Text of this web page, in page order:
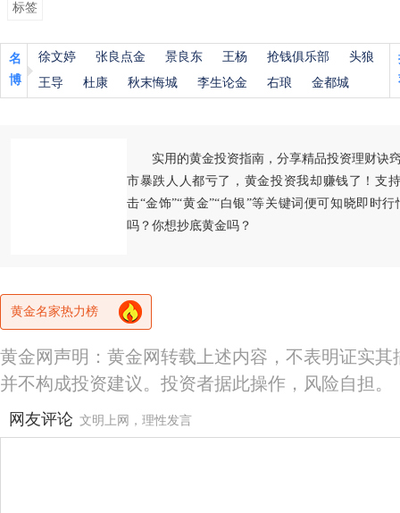
标签
名
博
徐文婷 张良点金 景良东 王杨 抢钱俱乐部
头狼
王导
杜康 秋末悔城 李生论金 右琅 金都城
实用的黄金投资指南，分享精品投资理财诀
市暴跌人人都亏了，黄金投资我却赚钱了！支
击“金饰”“黄金”“白银”等关键词便可知晓即时
吗？你想抄底黄金吗？
黄金名家热力榜
黄金网声明：黄金网转载上述内容，不表明证实
并不构成投资建议。投资者据此操作，风险自担。
网友评论 文明上网，理性发言